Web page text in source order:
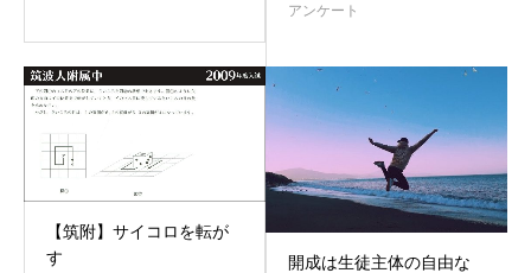
アンケート
【筑附】サイコロを転が
す
開成は生徒主体の自由な